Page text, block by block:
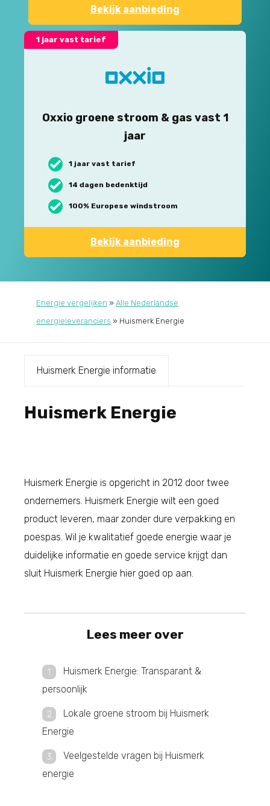
Bekijk aanbieding
1 jaar vast tarief
Oxxio groene stroom & gas vast 1
jaar
1 jaar vast tarief
14 dagen bedenktijd
100% Europese windstroom
Bekijk aanbieding
Energie vergelijken » Alle Nederlandse
energieleveranciers » Huismerk Energie
Huismerk Energie informatie
Huismerk Energie
Huismerk Energie is opgericht in 2012 door twee
ondernemers. Huismerk Energie wilt een goed
product leveren, maar zonder dure verpakking en
poespas. Wil je kwalitatief goede energie waar je
duidelijke informatie en goede service krijgt dan
sluit Huismerk Energie hier goed op aan.
Lees meer over
Huismerk Energie: Transparant &
persoonlijk
Lokale groene stroom bij Huismerk
Energie
Veelgestelde vragen bij Huismerk
energie